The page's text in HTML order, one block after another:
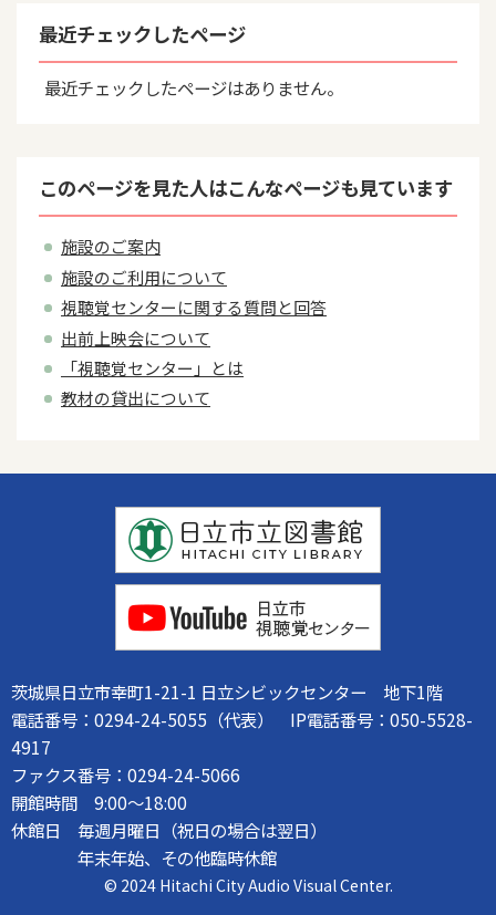
最近チェックしたページ
最近チェックしたページはありません。
このページを見た人はこんなページも見ています
施設のご案内
施設のご利用について
視聴覚センターに関する質問と回答
出前上映会について
「視聴覚センター」とは
教材の貸出について
茨城県日立市幸町1-21-1 日立シビックセンター 地下1階
電話番号：0294-24-5055（代表） IP電話番号：050-5528-
4917
ファクス番号：0294-24-5066
開館時間 9:00～18:00
休館日 毎週月曜日（祝日の場合は翌日）
年末年始、その他臨時休館
© 2024 Hitachi City Audio Visual Center.